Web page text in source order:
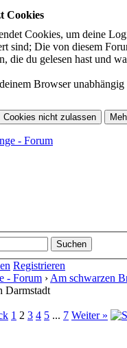
Cookies
Cookies, um deine
sind; Die von diesem
die du gelesen hast und
Browser
Registrieren
- Forum › Am schwarzen
Darmstadt
1 2 3 4 5 ... 7 Weiter »